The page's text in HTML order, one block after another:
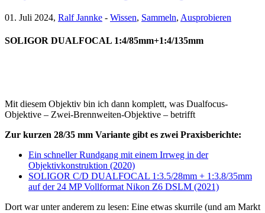
01. Juli 2024, Ralf Jannke - Wissen, Sammeln, Ausprobieren
SOLIGOR DUALFOCAL 1:4/85mm+1:4/135mm
Mit diesem Objektiv bin ich dann komplett, was Dualfocus-
Objektive – Zwei-Brennweiten-Objektive – betrifft
Zur kurzen 28/35 mm Variante gibt es zwei Praxisberichte:
Ein schneller Rundgang mit einem Irrweg in der
Objektivkonstruktion (2020)
SOLIGOR C/D DUALFOCAL 1:3.5/28mm + 1:3.8/35mm
auf der 24 MP Vollformat Nikon Z6 DSLM (2021)
Dort war unter anderem zu lesen: Eine etwas skurrile (und am Markt